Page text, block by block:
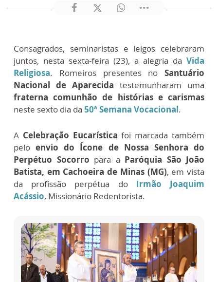
Consagrados, seminaristas e leigos celebraram
juntos, nesta sexta-feira (23), a alegria da Vida
Religiosa. Romeiros presentes no Santuário
Nacional de Aparecida testemunharam uma
fraterna comunhão de histórias e carismas
neste sexto dia da 50ª Semana Vocacional.
A Celebração Eucarística foi marcada também
peloenvio do Ícone de Nossa Senhora do
Perpétuo Socorro para a Paróquia São João
Batista, em Cachoeira de Minas (MG), em vista
da profissão perpétua do Irmão Joaquim
Acássio, Missionário Redentorista.